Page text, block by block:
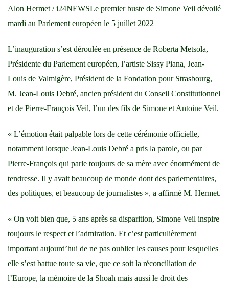
Alon Hermet / i24NEWSLe premier buste de Simone Veil dévoilé
mardi au Parlement européen le 5 juillet 2022
L’inauguration s’est déroulée en présence de Roberta Metsola,
Présidente du Parlement européen, l’artiste Sissy Piana, Jean-
Louis de Valmigère, Président de la Fondation pour Strasbourg,
M. Jean-Louis Debré, ancien président du Conseil Constitutionnel
et de Pierre-François Veil, l’un des fils de Simone et Antoine Veil.
« L’émotion était palpable lors de cette cérémonie officielle,
notamment lorsque Jean-Louis Debré a pris la parole, ou par
Pierre-François qui parle toujours de sa mère avec énormément de
tendresse. Il y avait beaucoup de monde dont des parlementaires,
des politiques, et beaucoup de journalistes », a affirmé M. Hermet.
« On voit bien que, 5 ans après sa disparition, Simone Veil inspire
toujours le respect et l’admiration. Et c’est particulièrement
important aujourd’hui de ne pas oublier les causes pour lesquelles
elle s’est battue toute sa vie, que ce soit la réconciliation de
l’Europe, la mémoire de la Shoah mais aussi le droit des